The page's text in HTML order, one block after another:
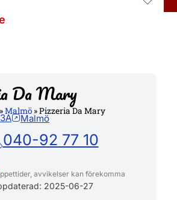
Da Mary
Malmö»Pizzeria Da Mary
Malmö
040-92 77 10
11:00 - 21:00
avvikelser kan förekomma
2025-06-27